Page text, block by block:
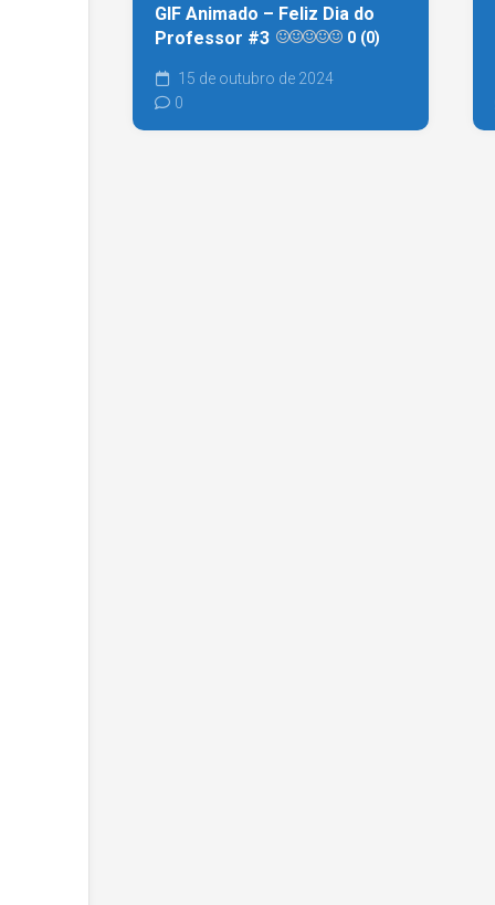
GIF Animado – Feliz Dia do
Professor #3
0 (0)
15 de outubro de 2024
0